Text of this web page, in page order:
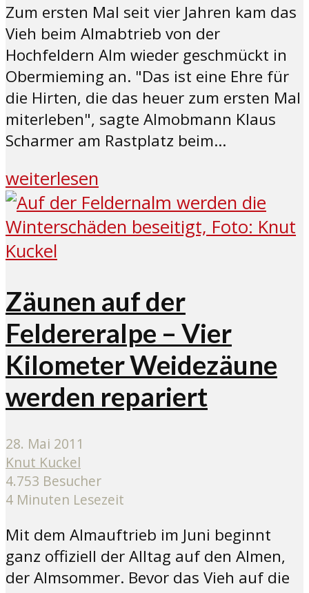
Zum ersten Mal seit vier Jahren kam das
Vieh beim Almabtrieb von der
Hochfeldern Alm wieder geschmückt in
Obermieming an. "Das ist eine Ehre für
die Hirten, die das heuer zum ersten Mal
miterleben", sagte Almobmann Klaus
Scharmer am Rastplatz beim...
weiterlesen
Zäunen auf der
Feldereralpe – Vier
Kilometer Weidezäune
werden repariert
28. Mai 2011
Knut Kuckel
4.753 Besucher
4 Minuten Lesezeit
Mit dem Almauftrieb im Juni beginnt
ganz offiziell der Alltag auf den Almen,
der Almsommer. Bevor das Vieh auf die